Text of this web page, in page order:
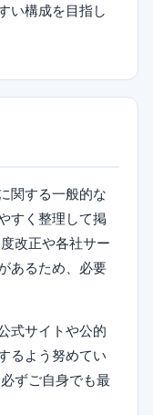
い構成を目指し
関する一般的な
すく整理して掲
改正や各社サー
あるため、必要
式サイトや公的
るよう努めてい
ずご自身でも最